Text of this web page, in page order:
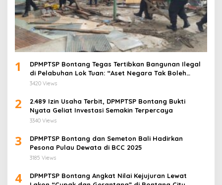
1
DPMPTSP Bontang Tegas Tertibkan Bangunan Ilegal
di Pelabuhan Lok Tuan: “Aset Negara Tak Boleh
Dikuasai!”
3420 Views
2
2.489 Izin Usaha Terbit, DPMPTSP Bontang Bukti
Nyata Geliat Investasi Semakin Terpercaya
3340 Views
3
DPMPTSP Bontang dan Semeton Bali Hadirkan
Pesona Pulau Dewata di BCC 2025
3185 Views
4
DPMPTSP Bontang Angkat Nilai Kejujuran Lewat